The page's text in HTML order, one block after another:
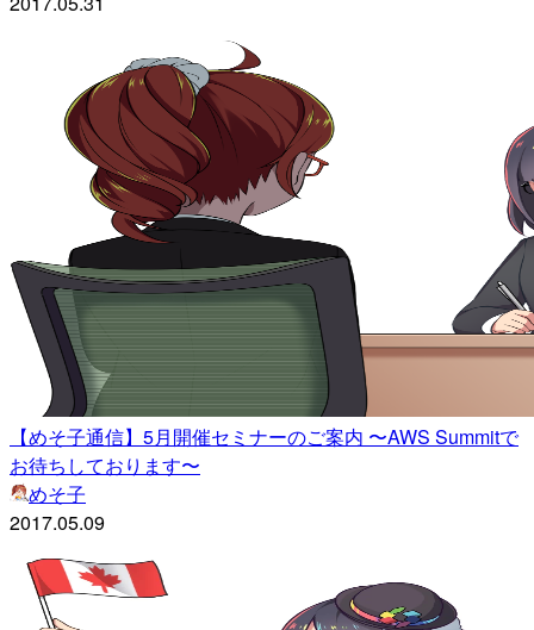
【めそ子通信】5月開催セミナーのご案内 〜AWS Summitで
お待ちしております〜
めそ子
2017.05.09